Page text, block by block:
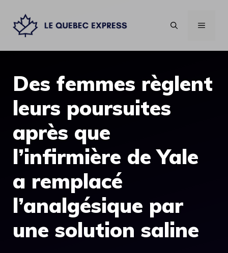
contenu
MENU
Des femmes règlent
leurs poursuites
après que
l’infirmière de Yale
a remplacé
l’analgésique par
une solution saline